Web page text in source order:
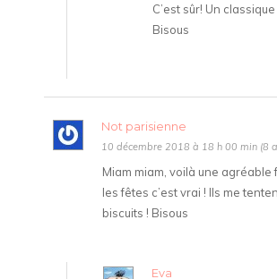
C’est sûr! Un
Bisous
Not parisienne
10 décembre 2018 à 18 h 00 min (8
Miam miam, voilà une agréable
les fêtes c’est vrai ! Ils me
biscuits ! Bisous
Eva